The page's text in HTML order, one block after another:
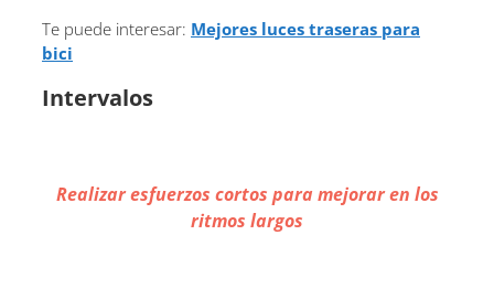
Te puede interesar: Mejores luces traseras para
bici
Intervalos
Realizar esfuerzos cortos para mejorar en los
ritmos largos